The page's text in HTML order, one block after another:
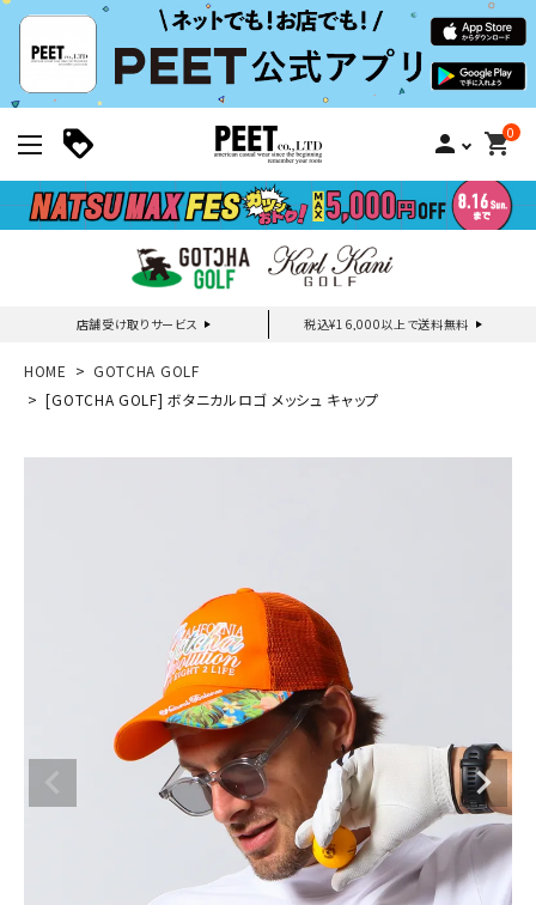
person 0
shopping_cart
店舗受け取りサービス 税込¥16,000以上で送料無料
新規会員登録｜ログイン
ブランドメニュー
カテゴリー
スタイリング
HOME
GOTCHA GOLF
[GOTCHA GOLF] ボタニカルロゴ メッシュ キャップ